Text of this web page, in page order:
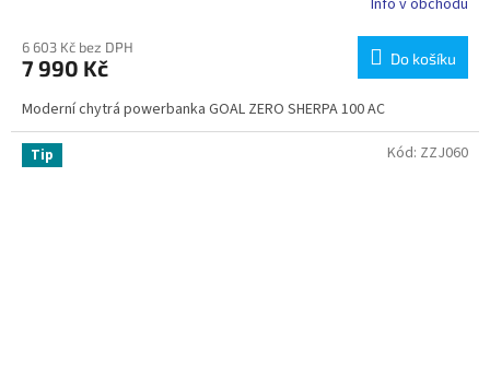
6 603 Kč bez DPH
7 990 Kč Do košíku
Moderní chytrá powerbanka GOAL ZERO SHERPA 100 AC
Tip Kód: ZZJ060